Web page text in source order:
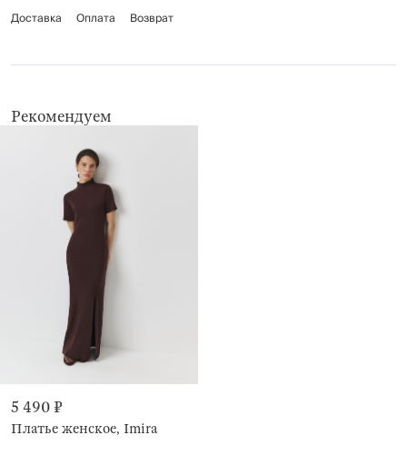
только ручная стирка при температуре до 30°С, недопустимо тереть
гладить при низкой температуре (до 110°С), без пара
химчистка запрещена
не применять барабанную сушку
Доставка
Оплата Возврат
Рекомендуем
5 490 ₽
Платье женское, Imira